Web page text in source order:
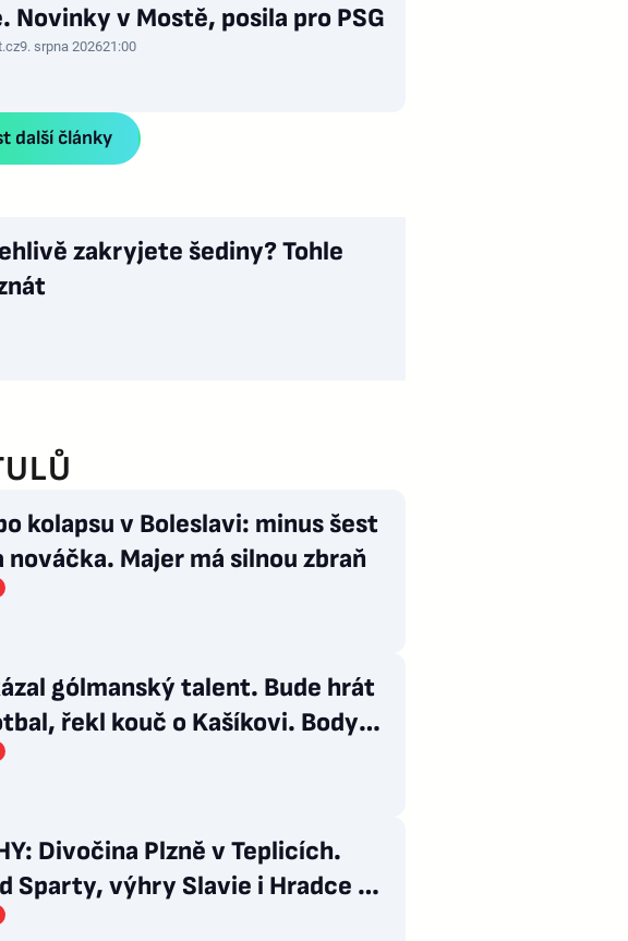
Novinky v Mostě, posila pro PSG
9. srpna 202621:00
další články
zakryjete šediny? Tohle
kolapsu v Boleslavi: minus šest
nováčka. Majer má silnou zbraň
gólmanský talent. Bude hrát
řekl kouč o Kašíkovi. Body
Divočina Plzně v Teplicích.
Sparty, výhry Slavie i Hradce s